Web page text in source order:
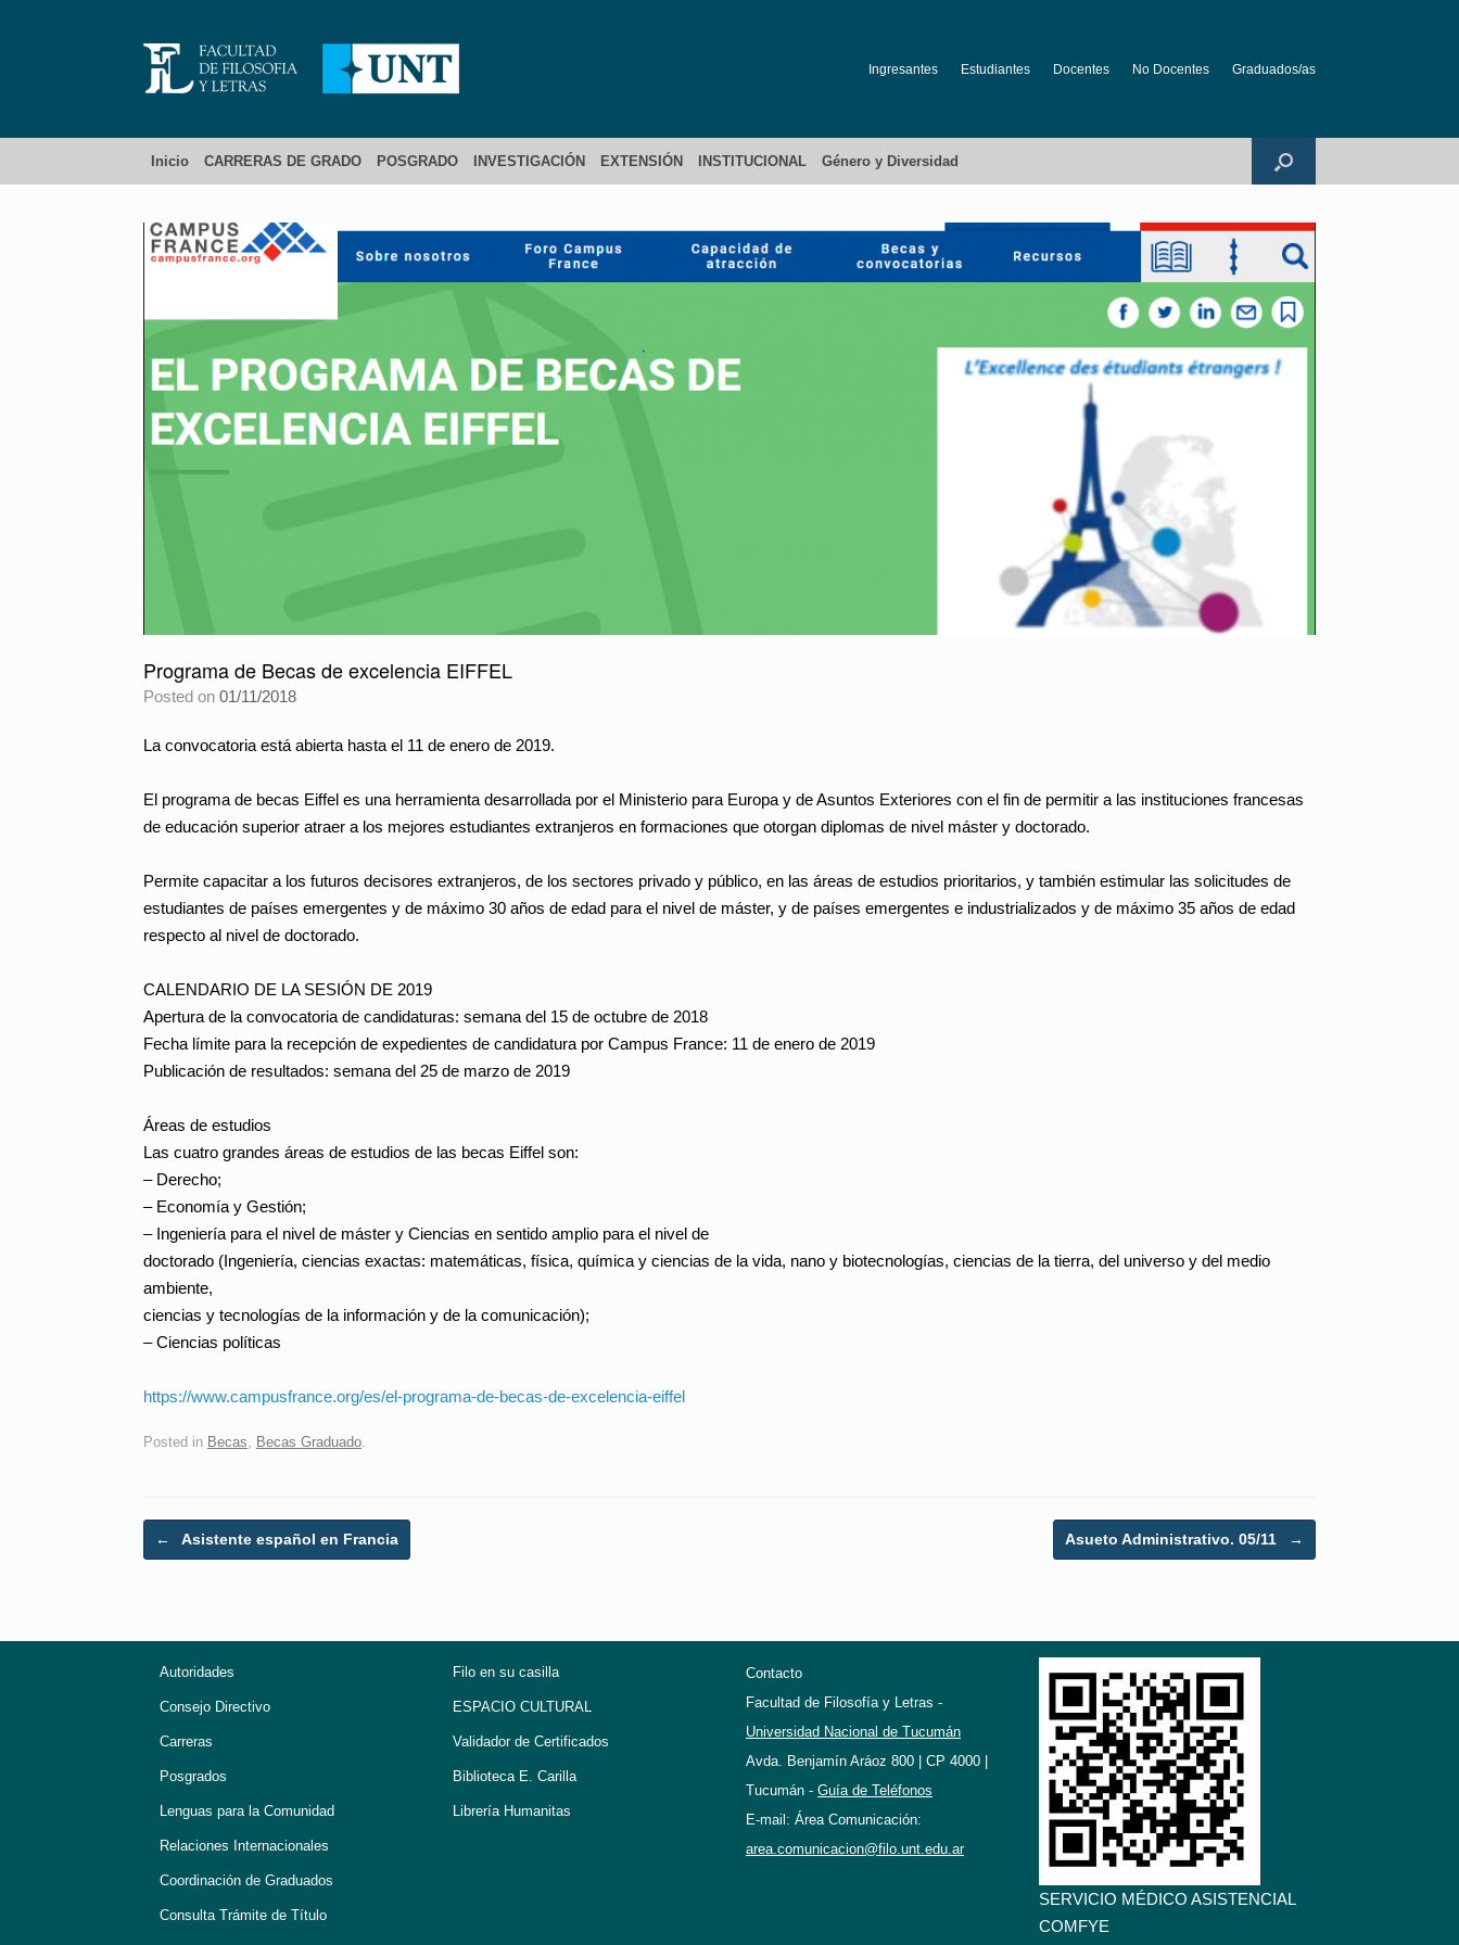
Ingresantes Estudiantes Docentes No Docentes Graduados/as
Inicio CARRERAS DE GRADO POSGRADO INVESTIGACIÓN EXTENSIÓN INSTITUCIONAL Género y Diversidad
Programa de Becas de excelencia EIFFEL
Posted on 01/11/2018
La convocatoria está abierta hasta el 11 de enero de 2019.
El programa de becas Eiffel es una herramienta desarrollada por el Ministerio para Europa y de Asuntos Exteriores con el fin de permitir a las instituciones francesas
de educación superior atraer a los mejores estudiantes extranjeros en formaciones que otorgan diplomas de nivel máster y doctorado.
Permite capacitar a los futuros decisores extranjeros, de los sectores privado y público, en las áreas de estudios prioritarios, y también estimular las solicitudes de
estudiantes de países emergentes y de máximo 30 años de edad para el nivel de máster, y de países emergentes e industrializados y de máximo 35 años de edad
respecto al nivel de doctorado.
CALENDARIO DE LA SESIÓN DE 2019
Apertura de la convocatoria de candidaturas: semana del 15 de octubre de 2018
Fecha límite para la recepción de expedientes de candidatura por Campus France: 11 de enero de 2019
Publicación de resultados: semana del 25 de marzo de 2019
Áreas de estudios
Las cuatro grandes áreas de estudios de las becas Eiffel son:
– Derecho;
– Economía y Gestión;
– Ingeniería para el nivel de máster y Ciencias en sentido amplio para el nivel de
doctorado (Ingeniería, ciencias exactas: matemáticas, física, química y ciencias de la vida, nano y biotecnologías, ciencias de la tierra, del universo y del medio
ambiente,
ciencias y tecnologías de la información y de la comunicación);
– Ciencias políticas
https://www.campusfrance.org/es/el-programa-de-becas-de-excelencia-eiffel
Posted in Becas, Becas Graduado.
Post navigation
← Asistente español en Francia Asueto Administrativo. 05/11 →
Autoridades
Consejo Directivo
Carreras
Posgrados
Lenguas para la Comunidad
Relaciones Internacionales
Coordinación de Graduados
Consulta Trámite de Título
Filo en su casilla
ESPACIO CULTURAL
Validador de Certificados
Biblioteca E. Carilla
Librería Humanitas
Contacto
Facultad de Filosofía y Letras -
Universidad Nacional de Tucumán
Avda. Benjamín Aráoz 800 | CP 4000 |
Tucumán - Guía de Teléfonos
E-mail: Área Comunicación:
area.comunicacion@filo.unt.edu.ar
SERVICIO MÉDICO ASISTENCIAL
COMFYE